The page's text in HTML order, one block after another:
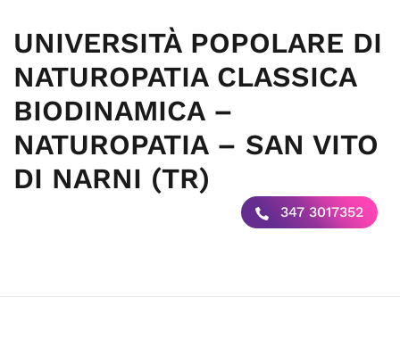
UNIVERSITÀ POPOLARE DI
NATUROPATIA CLASSICA
BIODINAMICA –
NATUROPATIA – SAN VITO
DI NARNI (TR)
347 3017352